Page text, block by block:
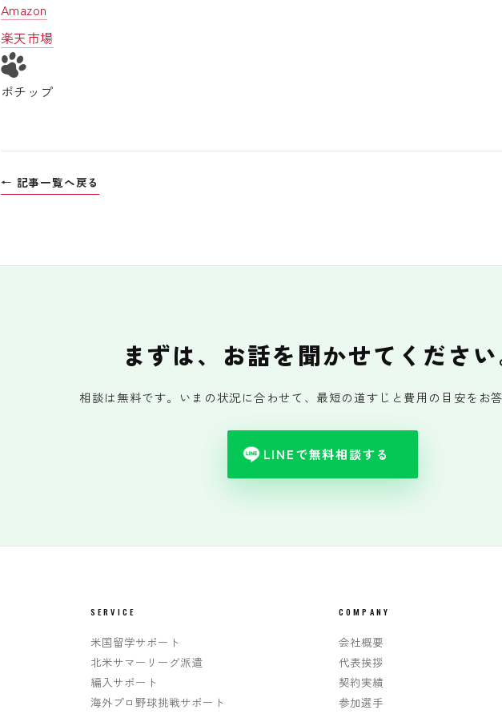
Amazon
楽天市場
ポチップ
← 記事一覧へ戻る
まずは、お話を聞かせてくださ
相談は無料です。いまの状況に合わせて、最短の道すじと費用の目安をお
LINEで無料相談する
SERVICE
米国留学サポート
北米サマーリーグ派遣
編入サポート
海外プロ野球挑戦サポート
COMPANY
会社概要
代表挨拶
契約実績
参加選手